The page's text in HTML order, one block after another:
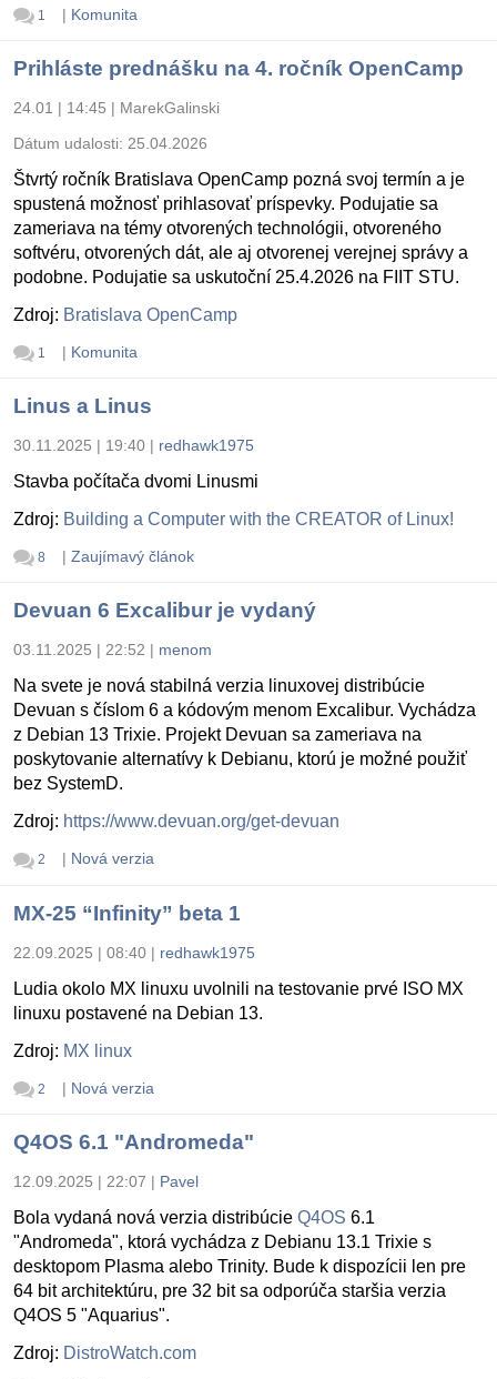
1 | Komunita
Prihláste prednášku na 4. ročník OpenCamp
24.01 | 14:45 | MarekGalinski
Dátum udalosti: 25.04.2026
Štvrtý ročník Bratislava OpenCamp pozná svoj termín a je
spustená možnosť prihlasovať príspevky. Podujatie sa
zameriava na témy otvorených technológii, otvoreného
softvéru, otvorených dát, ale aj otvorenej verejnej správy a
podobne. Podujatie sa uskutoční 25.4.2026 na FIIT STU.
Zdroj: Bratislava OpenCamp
1 | Komunita
Linus a Linus
30.11.2025 | 19:40 | redhawk1975
Stavba počítača dvomi Linusmi
Zdroj: Building a Computer with the CREATOR of Linux!
8 | Zaujímavý článok
Devuan 6 Excalibur je vydaný
03.11.2025 | 22:52 | menom
Na svete je nová stabilná verzia linuxovej distribúcie
Devuan s číslom 6 a kódovým menom Excalibur. Vychádza
z Debian 13 Trixie. Projekt Devuan sa zameriava na
poskytovanie alternatívy k Debianu, ktorú je možné použiť
bez SystemD.
Zdroj: https://www.devuan.org/get-devuan
2 | Nová verzia
MX-25 “Infinity” beta 1
22.09.2025 | 08:40 | redhawk1975
Ludia okolo MX linuxu uvolnili na testovanie prvé ISO MX
linuxu postavené na Debian 13.
Zdroj: MX linux
2 | Nová verzia
Q4OS 6.1 "Andromeda"
12.09.2025 | 22:07 | Pavel
Bola vydaná nová verzia distribúcie Q4OS 6.1
"Andromeda", ktorá vychádza z Debianu 13.1 Trixie s
desktopom Plasma alebo Trinity. Bude k dispozícii len pre
64 bit architektúru, pre 32 bit sa odporúča staršia verzia
Q4OS 5 "Aquarius".
Zdroj: DistroWatch.com